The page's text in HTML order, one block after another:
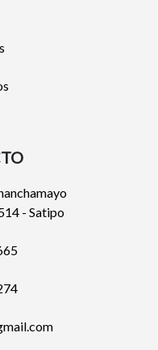
- Satipo